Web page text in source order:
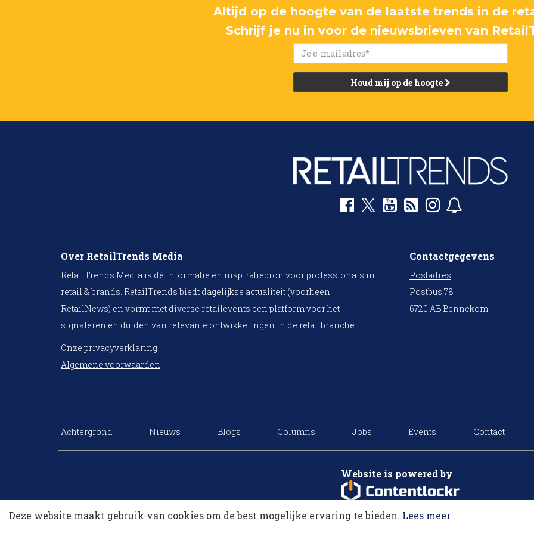
Altijd op de hoogte van de laatste trends in de
Schrijf je nu in voor de nieuwsbrieven van
Houd mij op de hoogte
Over RetailTrends Media
RetailTrends Media is dé informatie en inspiratiebron voor professionals in
retail & brands. RetailTrends biedt dagelijkse actualiteit (voorheen
RetailNews) en vormt met diverse retailevents een platform voor het
signaleren en duiden van relevante ontwikkelingen in de retailbranche.
Onze privacyverklaring
Algemene voorwaarden
Contactgegevens
Postadres
Postbus 78
6720 AB Bennekom
Achtergrond Nieuws Blogs Columns Jobs Events Contact
Website is powered by
Deze website maakt gebruik van cookies om de best mogelijke ervaring te bieden. Lees meer